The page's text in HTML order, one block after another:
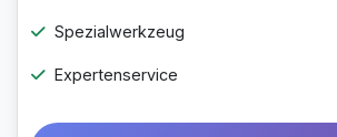
Spezialwerkzeug
Expertenservice